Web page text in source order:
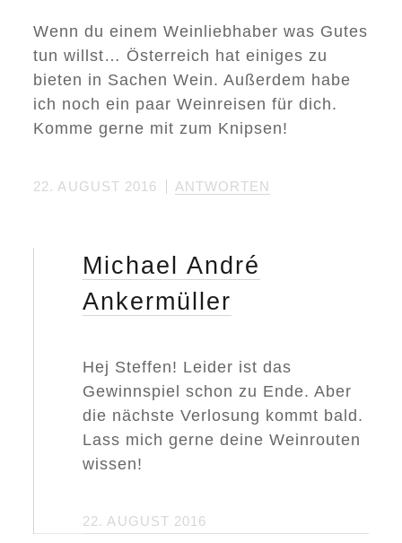
O
T
:
I
E
N
S
R
A
N
C
N
S
P
Wenn du einem Weinliebhaber was Gutes
tun willst… Österreich hat einiges zu
bieten in Sachen Wein. Außerdem habe
ich noch ein paar Weinreisen für dich.
Komme gerne mit zum Knipsen!
22. AUGUST 2016 ANTWORTEN
Michael André
Ankermüller
Hej Steffen! Leider ist das
Gewinnspiel schon zu Ende. Aber
die nächste Verlosung kommt bald.
Lass mich gerne deine Weinrouten
wissen!
22. AUGUST 2016